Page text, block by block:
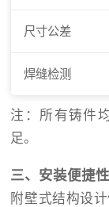
尺寸公差
焊缝检测
注：所有铸件
足。
三、安装便捷
附壁式结构设